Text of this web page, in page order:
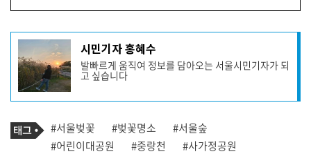
기
사
작
성
자
프
필
시민기자 홍혜수
발빠르게 움직여 정보를 담아오는 서울시민기자가 되
고 싶습니다
기
사
관
태
그
#서울벚꽃 #벚꽃명소
#서울숲
#어린이대공원
#중랑천
#사가정공원